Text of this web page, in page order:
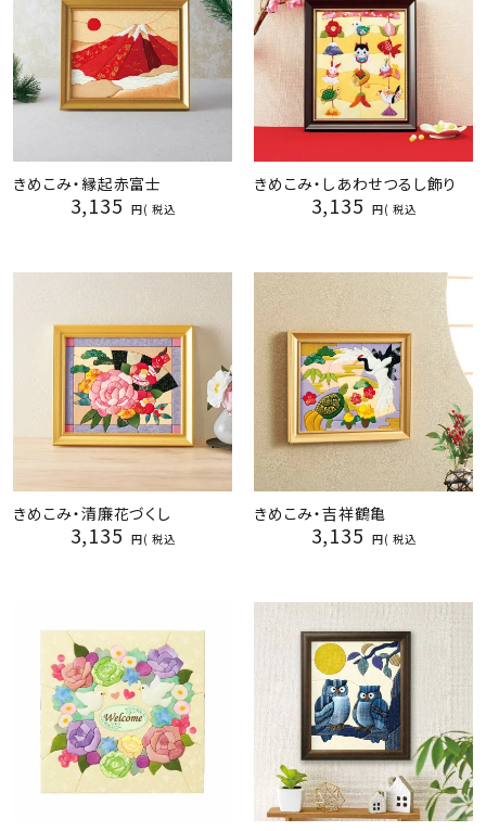
きめこみ・縁起赤富士
3,135 税込
きめこみ・しあわせつるし飾り
3,135 税込
きめこみ・清廉花づくし
3,135 税込
きめこみ・吉祥鶴亀
3,135 税込